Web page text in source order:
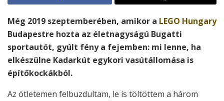
Még 2019 szeptemberében, amikor a LEGO Hungary
Budapestre hozta az életnagyságú Bugatti
sportautót, gyúlt fény a fejemben: mi lenne, ha
elkészülne Kadarkút egykori vasútállomása is
építőkockákból.
Az ötletemen felbuzdultam, le is töltöttem a három